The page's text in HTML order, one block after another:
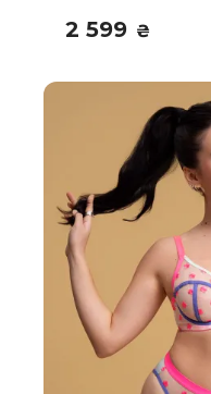
2 599 ₴